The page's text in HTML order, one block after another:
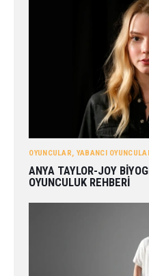
OYUNCULAR YABANCI
ANYA TAYLOR-JOY
OYUNCULUK REHBERI